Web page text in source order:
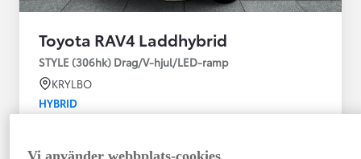
Toyota RAV4 Laddhybrid
STYLE (306hk) Drag/V-hjul/LED-ramp
KRYLBO
HYBRID
09-2023